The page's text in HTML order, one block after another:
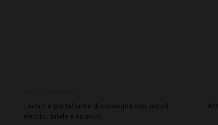
Lavoro e piattaforme di consegna con veicoli
elettrici: tutele e incentivi